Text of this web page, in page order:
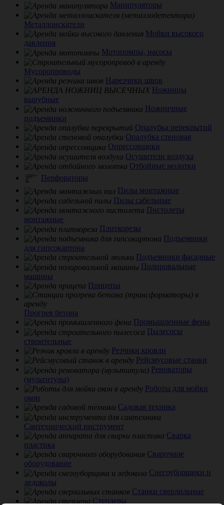
Манипуляторы
Металлоискатели
Мойки высокого
давления
Мотопомпы, насосы
Мусоропроводы
Нарезчики швов
Ножницы
вырубные
Ножничные
подъемники
Опалубка перекрытий
Опалубка стеновая
Опрессовщики
Осушители воздуха
Отбойные молотки
Перфораторы
Пилы монтажные
Пилы сабельные
Пистолеты
монтажные
Плиткорезы
Подъемники
для гипсокартона
Подъемники фасадные
Полировальные
машины
Прицепы
Прогрев бетона
Промышленные фены
Пылесосы
строительные
Резчики кровли
Рейсмусовые станки
Реноваторы
(мультитулы)
Роботы для мойки
окон
Садовая техника
Сантехнический инструмент
Сварка
пластика
Сварочное
оборудование
Снегоуборщики и
ледоколы
Станки сверлильные
Степлеры